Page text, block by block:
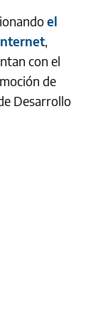
el
,
con el
de
Desarrollo